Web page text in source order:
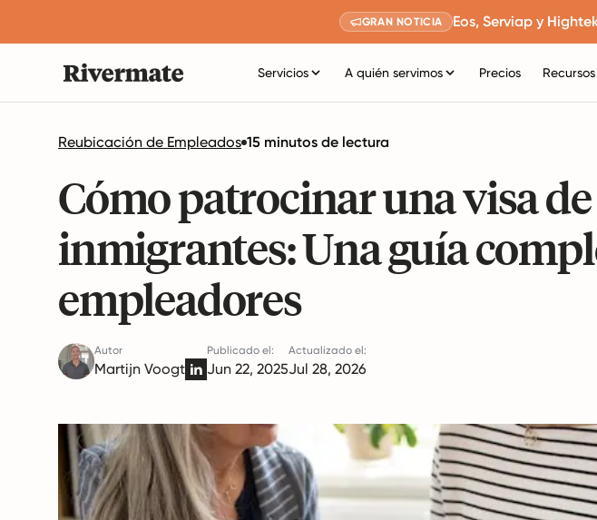
GRAN NOTICIA Eos, Serviap y
Servicios A quién servimos Precios Recursos
Reubicación de Empleados 15 minutos de lectura
Cómo patrocinar una visa
inmigrantes: Una guía
empleadores
Autor
Martijn Voogt
Publicado el:
Jun 22, 2025
Actualizado el:
Jul 28, 2026